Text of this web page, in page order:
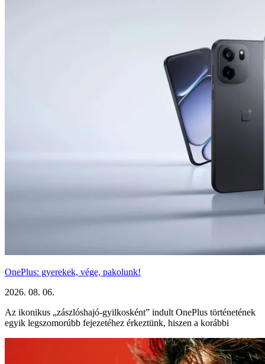
OnePlus: gyerekek, vége, pakolunk!
2026. 08. 06.
Az ikonikus „zászlóshajó-gyilkosként” indult OnePlus történetének
egyik legszomorúbb fejezetéhez érkeztünk, hiszen a korábbi